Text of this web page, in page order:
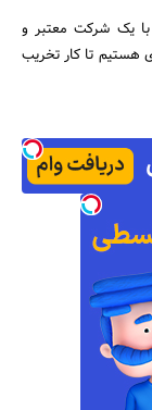
با یک شرکت معتبر و
هستیم تا کار تخریب